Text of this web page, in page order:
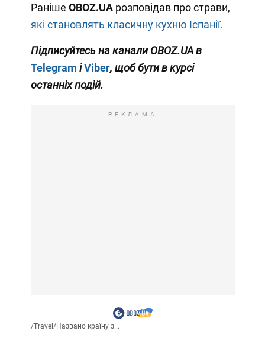
Раніше OBOZ.UA розповідав про страви,
які становлять класичну кухню Іспанії.
Підписуйтесь на канали OBOZ.UA в
Telegram іViber, щоб бути в курсі
останніх подій.
РЕКЛАМА
/Travel/Названо країну з...